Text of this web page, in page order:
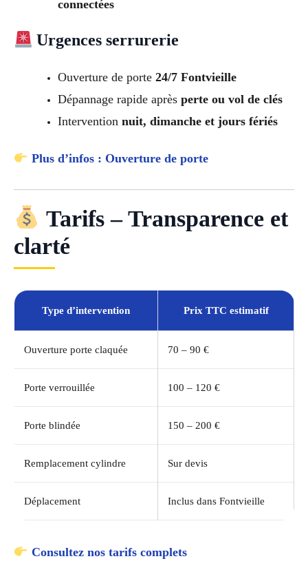
connectées
Urgences serrurerie
Ouverture de porte 24/7 Fontvieille
Dépannage rapide après perte ou vol de clés
Intervention nuit, dimanche et jours fériés
Plus d’infos : Ouverture de porte
Tarifs – Transparence et
clarté
Type d’intervention Prix TTC estimatif
Ouverture porte claquée 70 – 90 €
Porte verrouillée 100 – 120 €
Porte blindée 150 – 200 €
Remplacement cylindre Sur devis
Déplacement Inclus dans Fontvieille
Consultez nos tarifs complets